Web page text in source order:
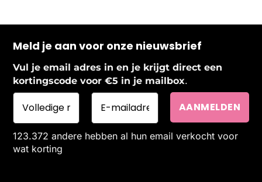
Meld je aan voor onze nieuwsbrief
Vul je email adres in en je krijgt direct een
kortingscode voor €5 in je mailbox.
123.372 andere hebben al hun email verkocht voor
wat korting